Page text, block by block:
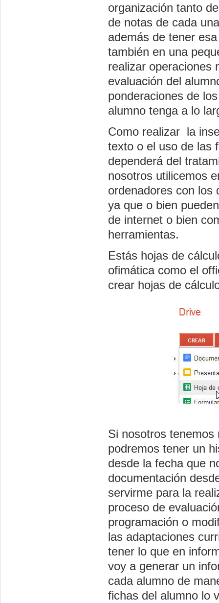
organización tanto
de notas de cada
además de tener
también en una
realizar operaciones
evaluación del
ponderaciones de
alumno tenga a lo
Como realizar la
texto o el uso de las
dependerá del
nosotros utilicemos
ordenadores con los
ya que o bien
de internet o bien
herramientas.
Estás hojas de
ofimática como el
crear hojas de
Si nosotros tenemos
podremos tener un
desde la fecha que
documentación
servirme para la
proceso de
programación o
las adaptaciones
tener lo que en
voy a generar un
cada alumno de
fichas del alumno lo